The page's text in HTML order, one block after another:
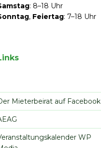
: 8–18 Uhr
, Feiertag: 7–18 Uhr
Mieterbeirat auf Facebook
WP